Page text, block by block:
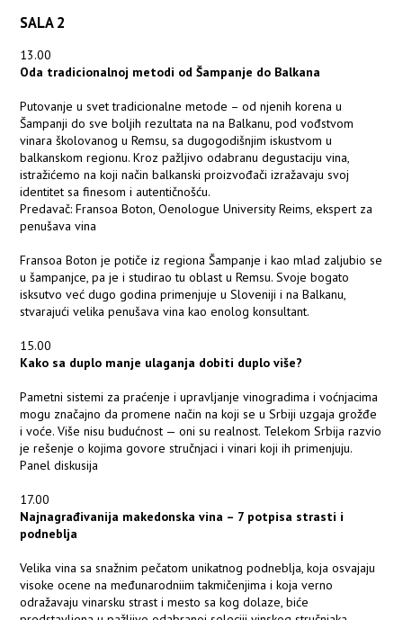
SALA 2
13.00
Oda tradicionalnoj metodi od Šampanje do Balkana
Putovanje u svet tradicionalne metode – od njenih korena u
Šampanji do sve boljih rezultata na na Balkanu, pod vođstvom
vinara školovanog u Remsu, sa dugogodišnjim iskustvom u
balkanskom regionu. Kroz pažljivo odabranu degustaciju vina,
istražićemo na koji način balkanski proizvođači izražavaju svoj
identitet sa finesom i autentičnošću.
Predavač: Fransoa Boton, Oenologue University Reims, ekspert za
penušava vina
Fransoa Boton je potiče iz regiona Šampanje i kao mlad zaljubio se
u šampanjce, pa je i studirao tu oblast u Remsu. Svoje bogato
isksutvo već dugo godina primenjuje u Sloveniji i na Balkanu,
stvarajući velika penušava vina kao enolog konsultant.
15.00
Kako sa duplo manje ulaganja dobiti duplo više?
Pametni sistemi za praćenje i upravljanje vinogradima i voćnjacima
mogu značajno da promene način na koji se u Srbiji uzgaja grožđe
i voće. Više nisu budućnost — oni su realnost. Telekom Srbija razvio
je rešenje o kojima govore stručnjaci i vinari koji ih primenjuju.
Panel diskusija
17.00
Najnagrađivanija makedonska vina – 7 potpisa strasti i
podneblja
Velika vina sa snažnim pečatom unikatnog podneblja, koja osvajaju
visoke ocene na međunarodniim takmičenjima i koja verno
odražavaju vinarsku strast i mesto sa kog dolaze, biće